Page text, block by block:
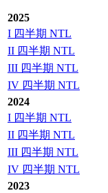
2025
I 四半期 NTL
II 四半期 NTL
III 四半期 NTL
IV 四半期 NTL
2024
I 四半期 NTL
II 四半期 NTL
III 四半期 NTL
IV 四半期 NTL
2023